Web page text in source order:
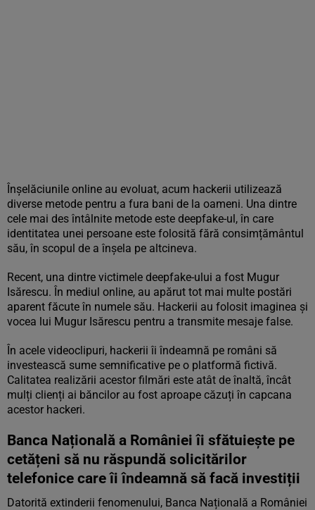
Înșelăciunile online au evoluat, acum hackerii utilizează
diverse metode pentru a fura bani de la oameni. Una dintre
cele mai des întâlnite metode este deepfake-ul, în care
identitatea unei persoane este folosită fără consimțământul
său, în scopul de a înșela pe altcineva.
Recent, una dintre victimele deepfake-ului a fost Mugur
Isărescu. În mediul online, au apărut tot mai multe postări
aparent făcute în numele său. Hackerii au folosit imaginea și
vocea lui Mugur Isărescu pentru a transmite mesaje false.
În acele videoclipuri, hackerii îi îndeamnă pe români să
investească sume semnificative pe o platformă fictivă.
Calitatea realizării acestor filmări este atât de înaltă, încât
mulți clienți ai băncilor au fost aproape căzuți în capcana
acestor hackeri.
Banca Națională a României îi sfătuiește pe
cetățeni să nu răspundă solicitărilor
telefonice care îi îndeamnă să facă investiții
Datorită extinderii fenomenului, Banca Națională a României